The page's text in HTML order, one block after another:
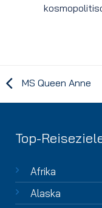
MS Queen Anne
Top-
Afrika
Alaska